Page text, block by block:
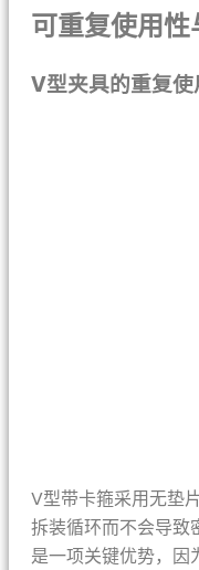
可重复使用
V型夹具的重复使
V型带卡箍采用无垫
拆装循环而不会导
是一项关键优势，因